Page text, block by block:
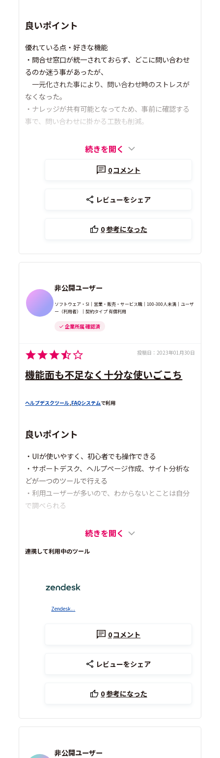
良いポイント
優れている点・好きな機能
・問合せ窓口が統一されておらず、どこに問い合わせ
るのか迷う事があったが、
一元化された事により、問い合わせ時のストレスが
なくなった。
・ナレッジが共有可能となってため、事前に確認する
事で、問い合わせに掛かる工数も削減。
続きを開く
0コメント
レビューをシェア
0参考になった
非公開ユーザー
ソフトウェア・SI｜営業・販売・サービス職｜100-300人未満｜ユーザ
ー（利用者）｜契約タイプ 有償利用
企業所属 確認済
投稿日： 2023年01月30日
機能面も不足なく十分な使いごこち
ヘルプデスクツール,FAQシステムで利用
良いポイント
・UIが使いやすく、初心者でも操作できる
・サポートデスク、ヘルプページ作成、サイト分析な
どが一つのツールで行える
・利用ユーザーが多いので、わからないとことは自分
で調べられる
続きを開く
連携して利用中のツール
Zendesk...
0コメント
レビューをシェア
0参考になった
非公開ユーザー